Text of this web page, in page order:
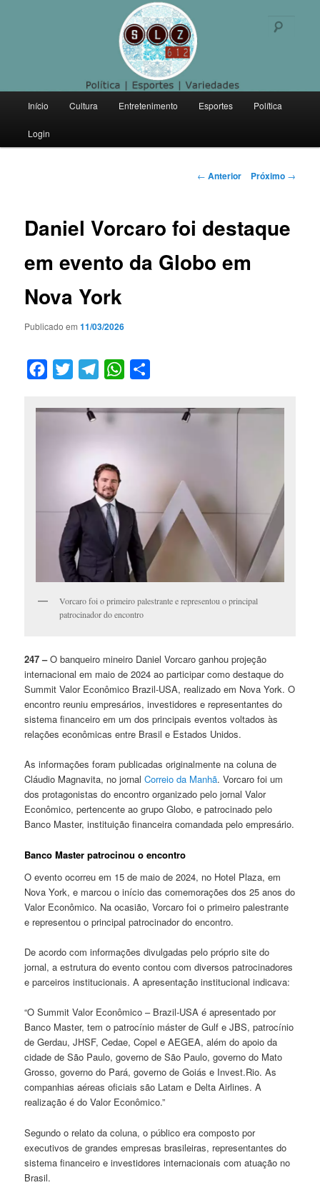
Politica | Esportes | Variedades
principal
Pular
para
principal
Início Cultura Entretenimento Esportes Política
Login
Navegação
← Anterior Próximo →
Daniel Vorcaro foi destaque
em evento da Globo em
Nova York
Publicado em11/03/2026
Facebook
Twitter TelegramWhatsApp
Vorcaro foi o primeiro palestrante e representou o principal
patrocinador do encontro
247 –O banqueiro mineiro Daniel Vorcaro ganhou projeção
internacional em maio de 2024 ao participar como destaque do
Summit Valor Econômico Brazil-USA, realizado em Nova York. O
encontro reuniu empresários, investidores e representantes do
sistema financeiro em um dos principais eventos voltados às
relações econômicas entre Brasil e Estados Unidos.
As informações foram publicadas originalmente na coluna de
Cláudio Magnavita, no jornalCorreio da Manhã. Vorcaro foi um
dos protagonistas do encontro organizado pelo jornal Valor
Econômico, pertencente ao grupo Globo, e patrocinado pelo
Banco Master, instituição financeira comandada pelo empresário.
Banco Master patrocinou o encontro
O evento ocorreu em 15 de maio de 2024, no Hotel Plaza, em
Nova York, e marcou o início das comemorações dos 25 anos do
Valor Econômico. Na ocasião, Vorcaro foi o primeiro palestrante
e representou o principal patrocinador do encontro.
De acordo com informações divulgadas pelo próprio site do
jornal, a estrutura do evento contou com diversos patrocinadores
e parceiros institucionais. A apresentação institucional indicava:
“O Summit Valor Econômico – Brazil-USA é apresentado por
Banco Master, tem o patrocínio máster de Gulf e JBS, patrocínio
de Gerdau, JHSF, Cedae, Copel e AEGEA, além do apoio da
cidade de São Paulo, governo de São Paulo, governo do Mato
Grosso, governo do Pará, governo de Goiás e Invest.Rio. As
companhias aéreas oficiais são Latam e Delta Airlines. A
realização é do Valor Econômico.”
Segundo o relato da coluna, o público era composto por
executivos de grandes empresas brasileiras, representantes do
sistema financeiro e investidores internacionais com atuação no
Brasil.